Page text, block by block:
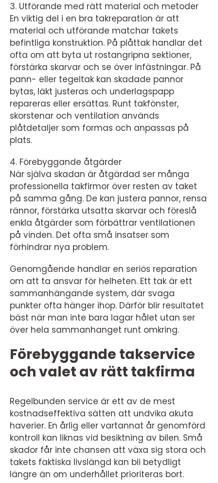
3. Utförande med rätt material och metoder
En viktig del i en bra takreparation är att
material och utförande matchar takets
befintliga konstruktion. På plåttak handlar det
ofta om att byta ut rostangripna sektioner,
förstärka skarvar och se över infästningar. På
pann- eller tegeltak kan skadade pannor
bytas, läkt justeras och underlagspapp
repareras eller ersättas. Runt takfönster,
skorstenar och ventilation används
plåtdetaljer som formas och anpassas på
plats.
4. Förebyggande åtgärder
När själva skadan är åtgärdad ser många
professionella takfirmor över resten av taket
på samma gång. De kan justera pannor, rensa
rännor, förstärka utsatta skarvar och föreslå
enkla åtgärder som förbättrar ventilationen
på vinden. Det ofta små insatser som
förhindrar nya problem.
Genomgående handlar en seriös reparation
om att ta ansvar för helheten. Ett tak är ett
sammanhängande system, där svaga
punkter ofta hänger ihop. Därför blir resultatet
bäst när man inte bara lagar hålet utan ser
över hela sammanhanget runt omkring.
Förebyggande takservice
och valet av rätt takfirma
Regelbunden service är ett av de mest
kostnadseffektiva sätten att undvika akuta
haverier. En årlig eller vartannat år genomförd
kontroll kan liknas vid besiktning av bilen. Små
skador får inte chansen att växa sig stora och
takets faktiska livslängd kan bli betydligt
längre än om underhållet prioriteras bort.